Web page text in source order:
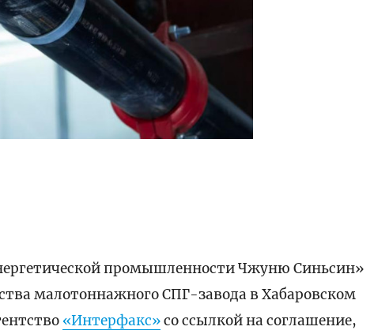
промышленности Чжуню Синьсин»
малотоннажного СПГ-завода в Хабаровском
«Интерфакс»со ссылкой на соглашение,